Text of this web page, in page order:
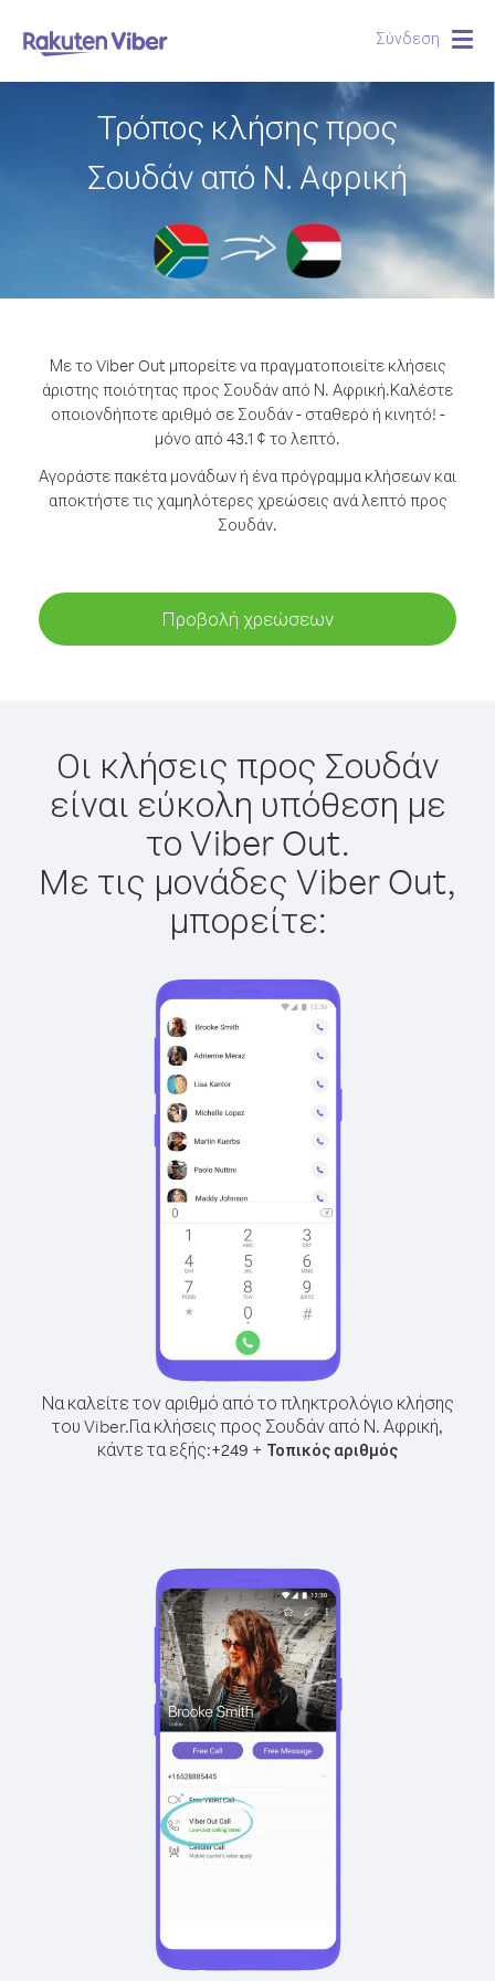
Σύνδεση
Τρόπος κλήσης προς
Σουδάν από Ν. Αφρική
Με το Viber Out μπορείτε να πραγματοποιείτε κλήσεις
άριστης ποιότητας προς Σουδάν από Ν. Αφρική.Καλέστε
οποιονδήποτε αριθμό σε Σουδάν - σταθερό ή κινητό! -
μόνο από 43.1 ¢ το λεπτό.
Αγοράστε πακέτα μονάδων ή ένα πρόγραμμα κλήσεων και
αποκτήστε τις χαμηλότερες χρεώσεις ανά λεπτό προς
Σουδάν.
Προβολή χρεώσεων
Οι κλήσεις προς Σουδάν
είναι εύκολη υπόθεση με
το Viber Out.
Με τις μονάδες Viber Out,
μπορείτε:
Να καλείτε τον αριθμό από το πληκτρολόγιο κλήσης
του Viber.Για κλήσεις προς Σουδάν από Ν. Αφρική,
κάντε τα εξής:+249 + Τοπικός αριθμός